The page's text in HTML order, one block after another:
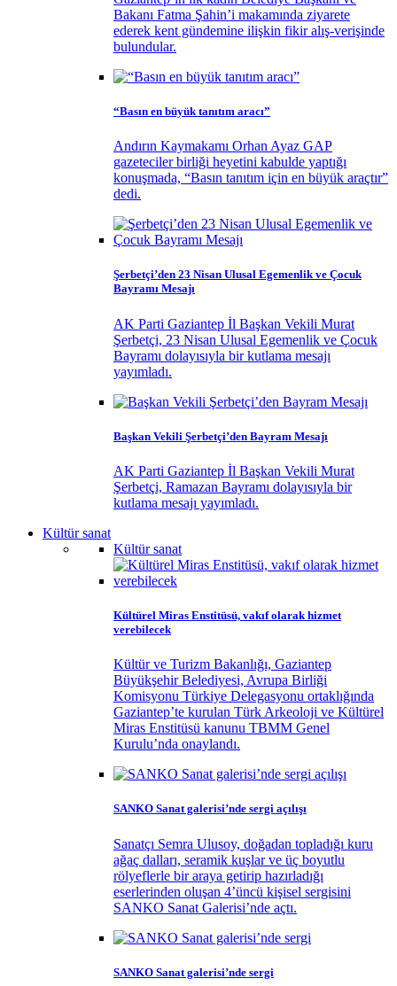
Bakanı Fatma Şahin’i makamında ziyarete
ederek kent gündemine ilişkin fikir alış-verişinde
bulundular.
“Basın en büyük tanıtım aracı”
Andırın Kaymakamı Orhan Ayaz GAP
gazeteciler birliği heyetini kabulde yaptığı
konuşmada, “Basın tanıtım için en büyük araçtır”
dedi.
Şerbetçi’den 23 Nisan Ulusal Egemenlik ve Çocuk
Bayramı Mesajı
AK Parti Gaziantep İl Başkan Vekili Murat
Şerbetçi, 23 Nisan Ulusal Egemenlik ve Çocuk
Bayramı dolayısıyla bir kutlama mesajı
yayımladı.
Başkan Vekili Şerbetçi’den Bayram Mesajı
AK Parti Gaziantep İl Başkan Vekili Murat
Şerbetçi, Ramazan Bayramı dolayısıyla bir
kutlama mesajı yayımladı.
Kültür sanat
Kültür sanat
Kültürel Miras Enstitüsü, vakıf olarak hizmet
verebilecek
Kültür ve Turizm Bakanlığı, Gaziantep
Büyükşehir Belediyesi, Avrupa Birliği
Komisyonu Türkiye Delegasyonu ortaklığında
Gaziantep’te kurulan Türk Arkeoloji ve Kültürel
Miras Enstitüsü kanunu TBMM Genel
Kurulu’nda onaylandı.
SANKO Sanat galerisi’nde sergi açılışı
Sanatçı Semra Ulusoy, doğadan topladığı kuru
ağaç dalları, seramik kuşlar ve üç boyutlu
rölyeflerle bir araya getirip hazırladığı
eserlerinden oluşan 4’üncü kişisel sergisini
SANKO Sanat Galerisi’nde açtı.
SANKO Sanat galerisi’nde sergi